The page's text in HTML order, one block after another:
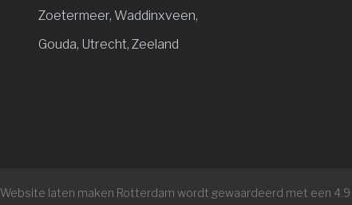
Zoetermeer, Waddinxveen,
Gouda, Utrecht, Zeeland
Website laten maken Rotterdam wordt gewaardeerd met een 4.9